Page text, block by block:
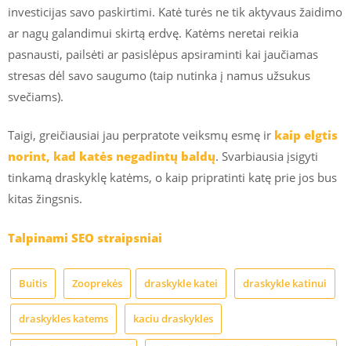
investicijas savo paskirtimi. Katė turės ne tik aktyvaus žaidimo
ar nagų galandimui skirtą erdvę. Katėms neretai reikia
pasnausti, pailsėti ar pasislėpus apsiraminti kai jaučiamas
stresas dėl savo saugumo (taip nutinka į namus užsukus
svečiams).
Taigi, greičiausiai jau perpratote veiksmų esmę ir kaip elgtis
norint, kad katės negadintų baldų. Svarbiausia įsigyti
tinkamą draskyklę katėms, o kaip pripratinti katę prie jos bus
kitas žingsnis.
Talpinami SEO straipsniai
Buitis Zooprekės draskykle katei draskykle katinui
draskykles katems kaciu draskykles